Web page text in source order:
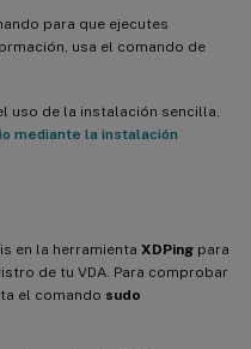
para que ejecutes
usa el comando de
uso de la instalación sencilla,
mediante la instalación
en la herramienta XDPing para
de tu VDA. Para comprobar
el comando sudo